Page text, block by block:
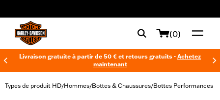
(0)
Livraison gratuite à partir de 50 € et retours gratuits - Achetez
maintenant
Types de produit HD/Hommes/Bottes & Chaussures/Bottes Performances